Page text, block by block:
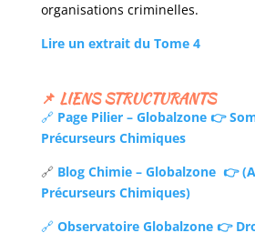
organisations criminelles.
Lire un extrait du Tome 4
📌 LIENS STRUCTURANTS
🔗 Page Pilier – Globalzone 👉
Précurseurs Chimiques
🔗 Blog Chimie – Globalzone 👉
Précurseurs Chimiques)
🔗 Observatoire Globalzone 👉